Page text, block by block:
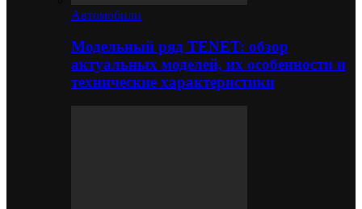
Автомобили
Модельный ряд TENET: обзор
актуальных моделей, их особенности и
технические характеристики